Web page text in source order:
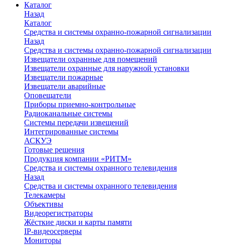
Каталог
Назад
Каталог
Средства и системы охранно-пожарной сигнализации
Назад
Средства и системы охранно-пожарной сигнализации
Извещатели охранные для помещений
Извещатели охранные для наружной установки
Извещатели пожарные
Извещатели аварийные
Оповещатели
Приборы приемно-контрольные
Радиоканальные системы
Системы передачи извещений
Интегрированные системы
АСКУЭ
Готовые решения
Продукция компании «РИТМ»
Средства и системы охранного телевидения
Назад
Средства и системы охранного телевидения
Телекамеры
Объективы
Видеорегистраторы
Жёсткие диски и карты памяти
IP-видеосерверы
Мониторы